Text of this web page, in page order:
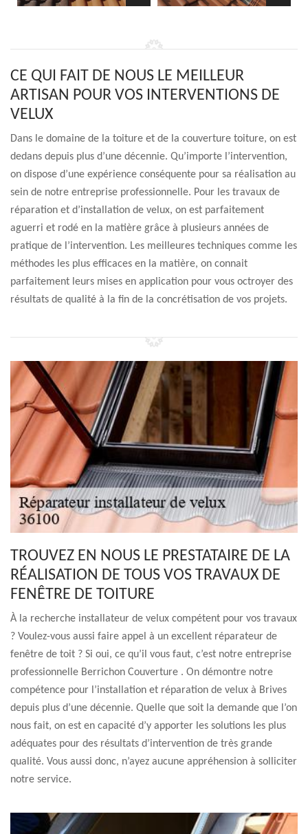
CE QUI FAIT DE NOUS LE MEILLEUR
ARTISAN POUR VOS INTERVENTIONS DE
VELUX
Dans le domaine de la toiture et de la couverture toiture, on est
dedans depuis plus d’une décennie. Qu’importe l’intervention,
on dispose d’une expérience conséquente pour sa réalisation au
sein de notre entreprise professionnelle. Pour les travaux de
réparation et d’installation de velux, on est parfaitement
aguerri et rodé en la matière grâce à plusieurs années de
pratique de l’intervention. Les meilleures techniques comme les
méthodes les plus efficaces en la matière, on connait
parfaitement leurs mises en application pour vous octroyer des
résultats de qualité à la fin de la concrétisation de vos projets.
TROUVEZ EN NOUS LE PRESTATAIRE DE LA
RÉALISATION DE TOUS VOS TRAVAUX DE
FENÊTRE DE TOITURE
À la recherche installateur de velux compétent pour vos travaux
? Voulez-vous aussi faire appel à un excellent réparateur de
fenêtre de toit ? Si oui, ce qu’il vous faut, c’est notre entreprise
professionnelle Berrichon Couverture . On démontre notre
compétence pour l’installation et réparation de velux à Brives
depuis plus d’une décennie. Quelle que soit la demande que l’on
nous fait, on est en capacité d’y apporter les solutions les plus
adéquates pour des résultats d’intervention de très grande
qualité. Vous aussi donc, n’ayez aucune appréhension à solliciter
notre service.